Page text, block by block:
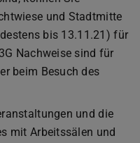
und Stadtmitte
bis 13.11.21) für
Nachweise sind für
beim Besuch des
und die
mit Arbeitssälen und